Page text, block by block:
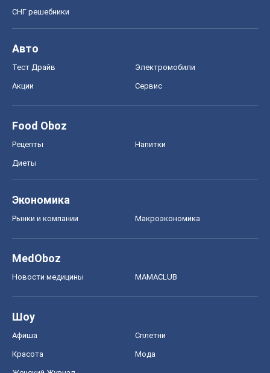
СНГ решебники
Авто
Тест Драйв Электромобили
Акции Сервис
Food Oboz
Рецепты Напитки
Диеты
Экономика
Рынки и компании Mакроэкономика
MedOboz
Новости медицины MAMACLUB
Шоу
Афиша Сплетни
Красота Мода